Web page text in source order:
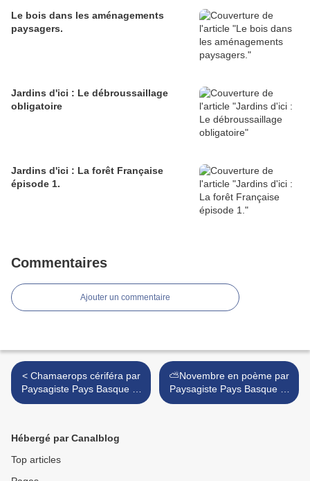
Le bois dans les aménagements
paysagers.
Jardins d'ici : Le débroussaillage
obligatoire
Jardins d'ici : La forêt Française
épisode 1.
Commentaires
Ajouter un commentaire
< Chamaerops cériféra par
Paysagiste Pays Basque et
Paysagiste Landes.
⛅Novembre en poème par
Paysagiste Pays Basque et
Paysagiste Landes. >
Hébergé par Canalblog
Top articles